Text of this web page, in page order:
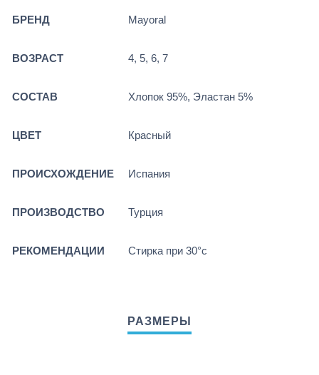
БРЕНД Mayoral
ВОЗРАСТ 4, 5, 6, 7
СОСТАВ Хлопок 95%, Эластан 5%
ЦВЕТ Красный
ПРОИСХОЖДЕНИЕ Испания
ПРОИЗВОДСТВО Турция
РЕКОМЕНДАЦИИ Стирка при 30°c